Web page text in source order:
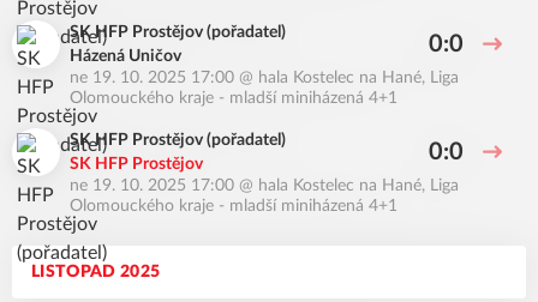
SK HFP Prostějov (pořadatel)
Házená Uničov
0:0
ne 19. 10. 2025 17:00 @ hala Kostelec na Hané, Liga
Olomouckého kraje - mladší miniházená 4+1
SK HFP Prostějov (pořadatel)
SK HFP Prostějov
0:0
ne 19. 10. 2025 17:00 @ hala Kostelec na Hané, Liga
Olomouckého kraje - mladší miniházená 4+1
LISTOPAD 2025